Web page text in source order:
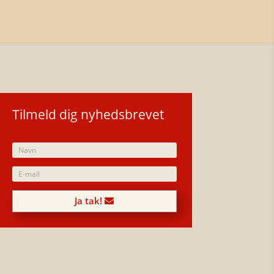
Tilmeld dig nyhedsbrevet
Ja tak!